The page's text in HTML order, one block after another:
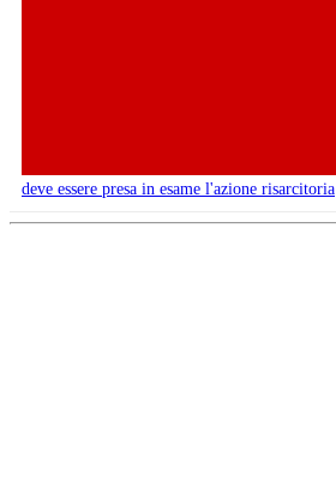
deve essere presa in esame l'azione risarcitoria